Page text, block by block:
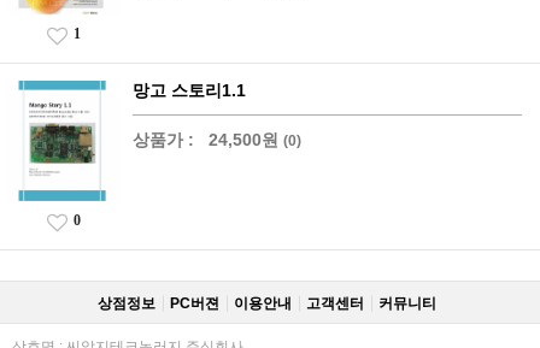
1
망고 스토리1.1
상품가 : 24,500원 (0)
0
상점정보 PC버젼 이용안내 고객센터 커뮤니티